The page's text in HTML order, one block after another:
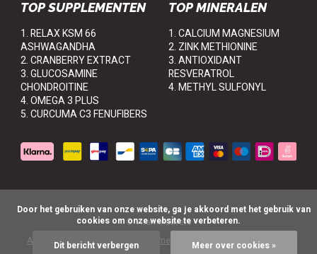
TOP SUPPLEMENTEN
1. RELAX KSM 66
ASHWAGANDHA
2. CRANBERRY EXTRACT
3. GLUCOSAMINE
CHONDROITINE
4. OMEGA 3 PLUS
5. CURCUMA C3 FENUFIBERS
TOP MINERALEN
1. CALCIUM MAGNESIUM
2. ZINK METHIONINE
3. ANTIOXIDANT
RESVERATROL
4. METHYL SULFONYL
Algemene voorwaarden Disclaimer Privacy Policy Sitemap
© VitaminLovers
cookies om onze website te verbeteren.
Dit bericht verbergen Meer over cookies »